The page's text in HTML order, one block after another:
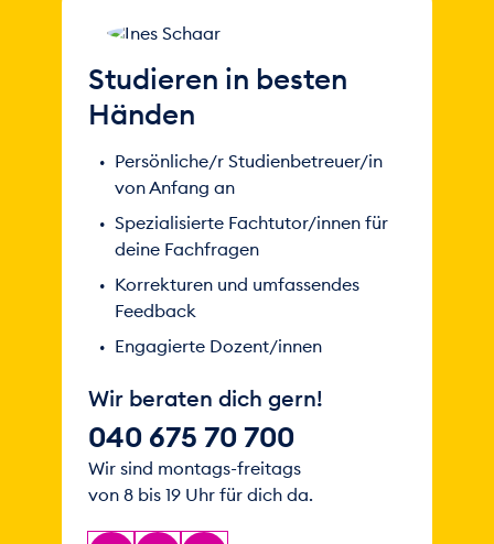
Buchführung
Notwendigkeit, Grundlagen und
Aufgaben der Buchführung,
Dokumentation von
Wertschöpfungsprozessen, Ergebnisse
der Buchführung, Buchung jeglicher
Jahresabschlussbuchungen
Bilanzierung
Grundsätze ordnungsgemäßer
Buchführung, Aktivierungs- und
Bilanzierung wesentlicher Aktiva und
Passiva, Aufbau und Funktionsweise der
Gewinn- und Verlustrechnung,
Bewertungsgrundsätze, Aufbau und
Funktionsweise, Anhang und Lagebericht
Studieren in besten
Händen
Persönliche/r Studienbetreuer/in
von Anfang an
Spezialisierte Fachtutor/innen für
deine Fachfragen
Korrekturen und umfassendes
Feedback
Engagierte Dozent/innen
Wir beraten dich gern!
040 675 70 700
Wir sind montags-freitags
von 8 bis 19 Uhr für dich da.